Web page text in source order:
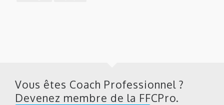
Vous êtes Coach Professionnel ?
Devenez membre de la FFCPro.